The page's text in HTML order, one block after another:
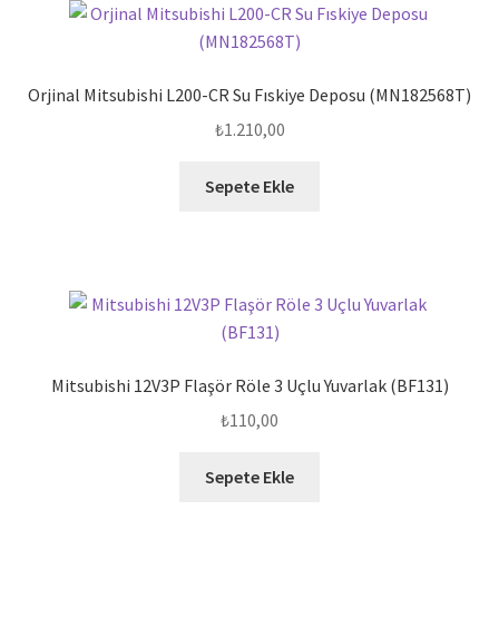
Orjinal Mitsubishi L200-CR Su Fıskiye Deposu (MN182568T)
₺1.210,00
Sepete Ekle
Mitsubishi 12V3P Flaşör Röle 3 Uçlu Yuvarlak (BF131)
₺110,00
Sepete Ekle